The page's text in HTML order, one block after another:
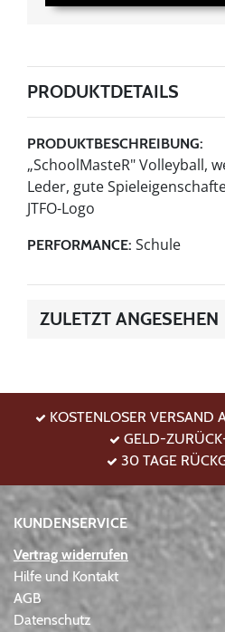
PRODUKTDETAILS
PRODUKTBESCHREIBUNG:
„SchoolMasteR" Volleyball,
Leder, gute
JTFO-Logo
PERFORMANCE: Schule
ZULETZT ANGESEHEN
KOSTENLOSER
GELD-
30 TAGE
KUNDENSERVICE
Vertrag widerrufen
Hilfe und Kontakt
AGB
Datenschutz